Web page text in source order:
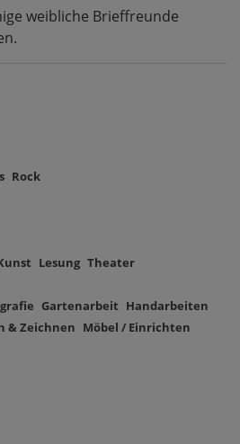
weibliche Brieffreunde
Rock
Lesung Theater
Gartenarbeit Handarbeiten
& Zeichnen Möbel / Einrichten